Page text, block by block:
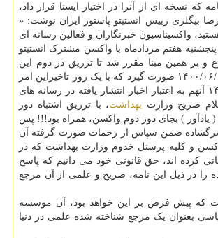
که نسخه ای از آنرا در اختیار ایسنا قرار داد،
بیگلری رییس انستیتو پاستور ایران نوشت: «
واکسیناسیون خبرنگاران و فعالین رسانه ای
هفتم مردادماه با واکسن مشترک انستیتو
و بر همین مبنا مقرر شد تا تزریق دز دوم این
واکسن در تاریخ ۱۴۰۰/۰۶/۰۵ صورت گیرد که با یک روز تاخیراین امر
در تاریخ ۱۴۰۰/۰۶/۰۶ آنهم به اعتبار اخبار انتشار یافته در رسانه های
صریح وزارت بهداشت، با تزریق اشتباه دوز
یادآور ) بجای دوز دوم واکسن، همراه بود!!! پس
ضمن سپاس از زحمات صورت گرفته آن
و کلیه پرسنل خدوم وزارت بهداشت که در
کرده اند، حق قانونی خود می دانیم که پاسخ
را در ذیل این نامه، صریح و علمی از آن مرجع
که پیش فرض بر این خواهد بود، آن موسسه
بعنوان یک مرجع شناخته شده علمی در دنیا